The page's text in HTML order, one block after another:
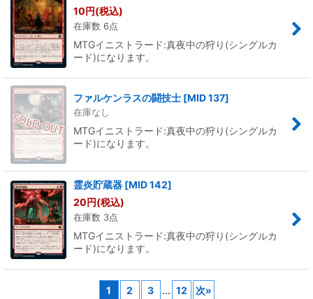
10円(税込)
在庫数 6点
MTGイニストラード:真夜中の狩り(シングルカ
ード)になります。
ファルケンラスの闘技士 [MID 137]
在庫なし
MTGイニストラード:真夜中の狩り(シングルカ
ード)になります。
霊炎貯蔵器 [MID 142]
20円(税込)
在庫数 3点
MTGイニストラード:真夜中の狩り(シングルカ
ード)になります。
1 2 3 ... 12 次»